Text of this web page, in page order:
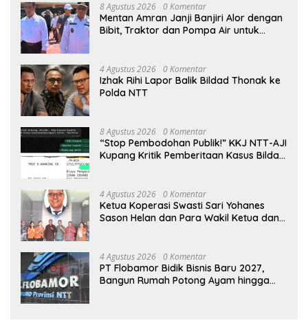
8 Agustus 2026 0 Komentar
Mentan Amran Janji Banjiri Alor dengan
Bibit, Traktor dan Pompa Air untuk
4 Agustus 2026 0 Komentar
Izhak Rihi Lapor Balik Bildad Thonak ke
Polda NTT
8 Agustus 2026 0 Komentar
“Stop Pembodohan Publik!” KKJ NTT-AJI
Kupang Kritik Pemberitaan Kasus Bildad
4 Agustus 2026 0 Komentar
Ketua Koperasi Swasti Sari Yohanes
Sason Helan dan Para Wakil Ketua dan
Menyambut Sukacita
4 Agustus 2026 0 Komentar
PT Flobamor Bidik Bisnis Baru 2027,
Bangun Rumah Potong Ayam hingga